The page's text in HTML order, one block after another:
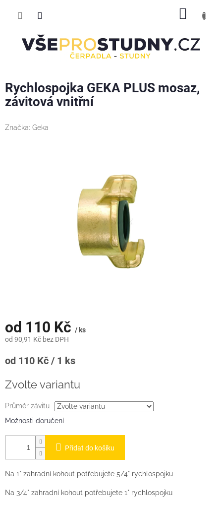
Rychlospojka GEKA PLUS mosaz,
závitová vnitřní
Značka: Geka
od 110 Kč / ks
od 90,91 Kč bez DPH
Měrná
od 110 Kč / 1 ks
Zvolte variantu
Průměr závitu
Možnosti doručení
Přidat do košíku
Na 1" zahradní kohout potřebujete 5/4" rychlospojku
Na 3/4" zahradní kohout potřebujete 1" rychlospojku